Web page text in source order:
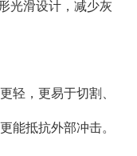
光滑设计，减少灰
轻，更易于切割、
能抵抗外部冲击。